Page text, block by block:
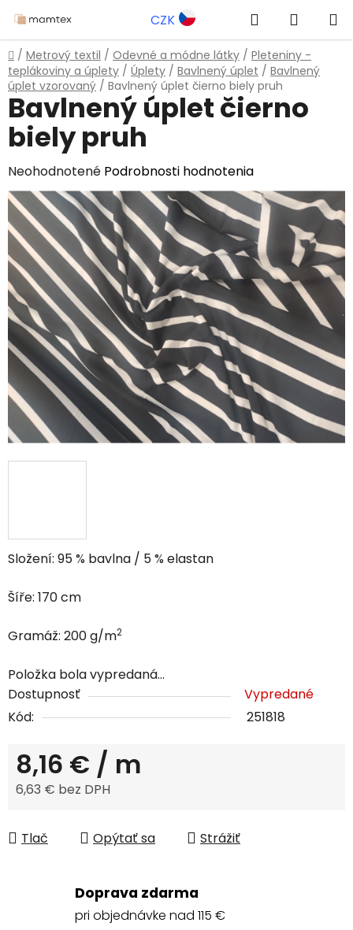
na
obsah
CZK Hľadať
KOŠÍK
Domov
/ Metrový textil / Odevné a módne látky / Pleteniny -
teplákoviny a úplety / Úplety / Bavlnený úplet / Bavlnený
úplet vzorovaný / Bavlnený úplet čierno biely pruh
Složení: 95 % bavlna / 5 % elastan
Šíře: 170 cm
Gramáž: 200 g/m2
Položka bola vypredaná…
Dostupnosť
Vypredané
Kód:
251818
8,16 € / m
6,63 € bez DPH
Tlač
Opýtať sa Strážiť
Bavlnený úplet čierno
biely pruh
Priemerné
hodnotenie
produktu
je
0,0
z
5
hviezdičiek.
Neohodnotené Podrobnosti hodnotenia
Doprava zdarma
pri objednávke nad 115 €